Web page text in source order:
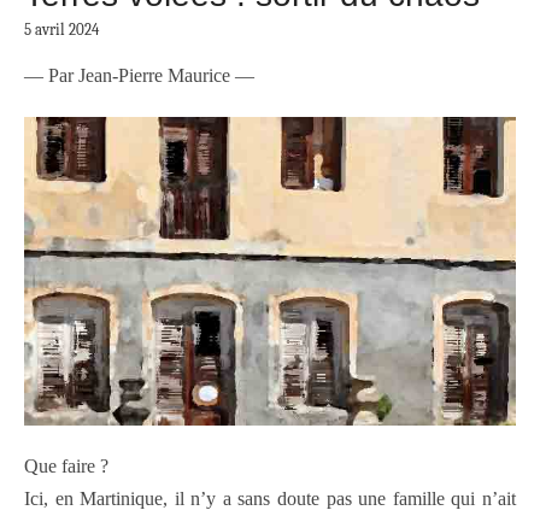
5 avril 2024
— Par Jean-Pierre Maurice —
Que faire ?
Ici, en Martinique, il n’y a sans doute pas une famille qui n’ait